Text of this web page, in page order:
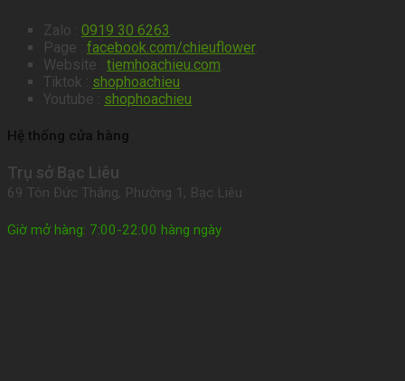
Zalo : 0919 30 6263
Page : facebook.com/chieuflower.
Website : tiemhoachieu.com
Tiktok : shophoachieu
Youtube : shophoachieu
Hệ thống cửa hàng
Trụ sở Bạc Liêu
69 Tôn Đức Thắng, Phường 1, Bạc Liêu
Giờ mở hàng: 7:00-22:00 hàng ngày